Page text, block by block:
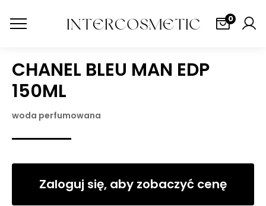
0
CHANEL BLEU MAN EDP
150ML
woda perfumowana
Zaloguj się, aby zobaczyć cenę